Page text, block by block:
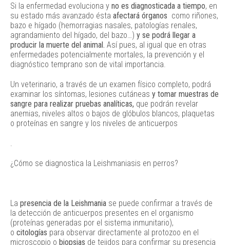
Si la enfermedad evoluciona y no es diagnosticada a tiempo, en
su estado más avanzado ésta afectará órganos como riñones,
bazo e hígado (hemorragias nasales, patologías renales,
agrandamiento del hígado, del bazo…) y se podrá llegar a
producir la muerte del animal. Así pues, al igual que en otras
enfermedades potencialmente mortales, la prevención y el
diagnóstico temprano son de vital importancia.
Un veterinario, a través de un examen físico completo, podrá
examinar los síntomas, lesiones cutáneas y tomar muestras de
sangre para realizar pruebas analíticas, que podrán revelar
anemias, niveles altos o bajos de glóbulos blancos, plaquetas
o proteínas en sangre y los niveles de anticuerpos
.
¿Cómo se diagnostica la Leishmaniasis en perros?
La presencia de la Leishmania se puede confirmar a través de
la detección de anticuerpos presentes en el organismo
(proteínas generadas por el sistema inmunitario),
o citologías para observar directamente al protozoo en el
microscopio o biopsias de tejidos para confirmar su presencia